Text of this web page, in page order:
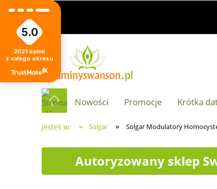
Nowości Promocje Krótka
Jesteś w: » Solgar » Solgar Modulatory
Autoryzowany sklep
5.0
2021 opinii
z całego okresu